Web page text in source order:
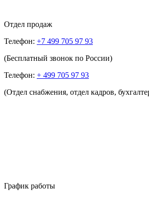
Отдел продаж
Телефон: +7 499 705 97 93
(Бесплатный звонок по России)
Телефон: + 499 705 97 93
(Отдел снабжения, отдел кадров,
График работы